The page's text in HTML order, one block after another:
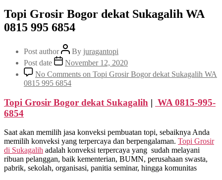
Topi Grosir Bogor dekat Sukagalih WA
0815 995 6854
Post author By juragantopi
Post date
November 12, 2020
No Comments on Topi Grosir Bogor dekat Sukagalih WA
0815 995 6854
Topi Grosir Bogor dekat Sukagalih | WA 0815-995-
6854
Saat akan memilih jasa konveksi pembuatan topi, sebaiknya Anda
memilih konveksi yang terpercaya dan berpengalaman. Topi Grosir
di Sukagalih adalah konveksi terpercaya yang sudah melayani
ribuan pelanggan, baik kementerian, BUMN, perusahaan swasta,
pabrik, sekolah, organisasi, panitia seminar, hingga komunitas